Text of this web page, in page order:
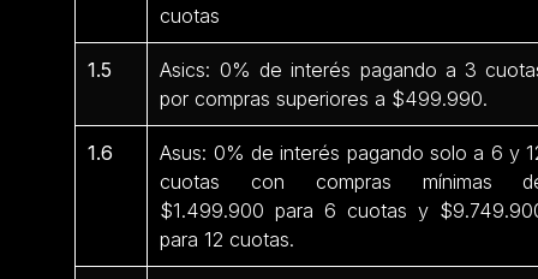
cuotas
1.5
Asics: 0% de interés pagando a 3
por compras superiores a $499.990.
1.6
Asus: 0% de interés pagando solo a 6 y
cuotas con compras mínimas
$1.499.900 para 6 cuotas y
para 12 cuotas.